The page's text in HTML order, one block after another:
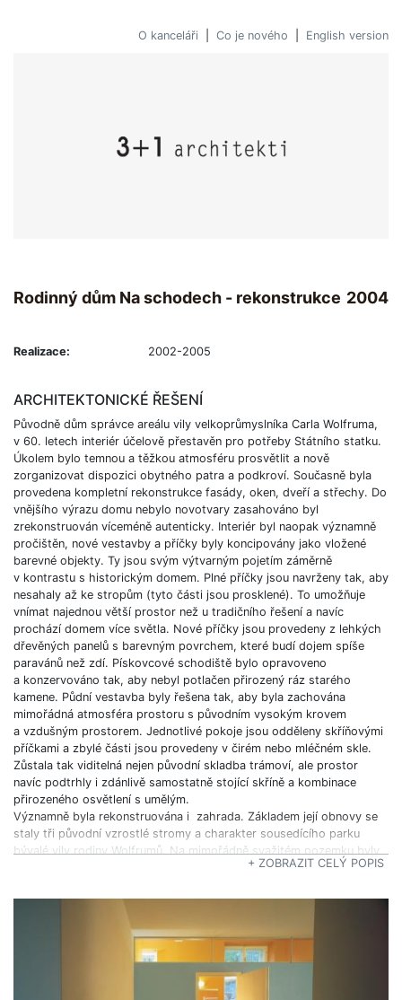
O kanceláři Co je nového English version
2004
Rodinný dům Na schodech - rekonstrukce
Realizace: 2002-2005
ARCHITEKTONICKÉ ŘEŠENÍ
Původně dům správce areálu vily velkoprůmyslníka Carla Wolfruma,
v 60. letech interiér účelově přestavěn pro potřeby Státního statku.
Úkolem bylo temnou a těžkou atmosféru prosvětlit a nově
zorganizovat dispozici obytného patra a podkroví. Současně byla
provedena kompletní rekonstrukce fasády, oken, dveří a střechy. Do
vnějšího výrazu domu nebylo novotvary zasahováno byl
zrekonstruován víceméně autenticky. Interiér byl naopak významně
pročištěn, nové vestavby a příčky byly koncipovány jako vložené
barevné objekty. Ty jsou svým výtvarným pojetím záměrně
v kontrastu s historickým domem. Plné příčky jsou navrženy tak, aby
nesahaly až ke stropům (tyto části jsou prosklené). To umožňuje
vnímat najednou větší prostor než u tradičního řešení a navíc
prochází domem více světla. Nové příčky jsou provedeny z lehkých
dřevěných panelů s barevným povrchem, které budí dojem spíše
paravánů než zdí. Pískovcové schodiště bylo opravoveno
a konzervováno tak, aby nebyl potlačen přirozený ráz starého
kamene. Půdní vestavba byly řešena tak, aby byla zachována
mimořádná atmosféra prostoru s původním vysokým krovem
a vzdušným prostorem. Jednotlivé pokoje jsou odděleny skříňovými
příčkami a zbylé části jsou provedeny v čirém nebo mléčném skle.
Zůstala tak viditelná nejen původní skladba trámoví, ale prostor
navíc podtrhly i zdánlivě samostatně stojící skříně a kombinace
přirozeného osvětlení s umělým.
Významně byla rekonstruována i zahrada. Základem její obnovy se
staly tři původní vzrostlé stromy a charakter sousedícího parku
bývalé vily rodiny Wolfrumů. Na mimořádně svažitém pozemku byly
vybudovány tři úrovně kruhových teras, z nichž první (kryta
nejvýše položená, je stinným místem vhodným pro tichý odpočinek.
spolupáce s Jan Jehlík architektonická kancelář
+ ZOBRAZIT CELÝ POPIS